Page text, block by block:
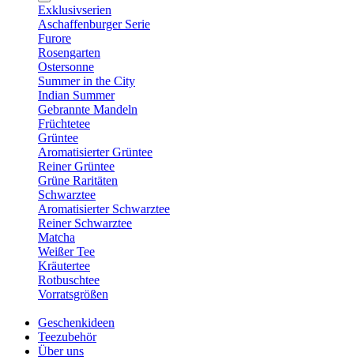
Exklusivserien
Aschaffenburger Serie
Furore
Rosengarten
Ostersonne
Summer in the City
Indian Summer
Gebrannte Mandeln
Früchtetee
Grüntee
Aromatisierter Grüntee
Reiner Grüntee
Grüne Raritäten
Schwarztee
Aromatisierter Schwarztee
Reiner Schwarztee
Matcha
Weißer Tee
Kräutertee
Rotbuschtee
Vorratsgrößen
Geschenkideen
Teezubehör
Über uns